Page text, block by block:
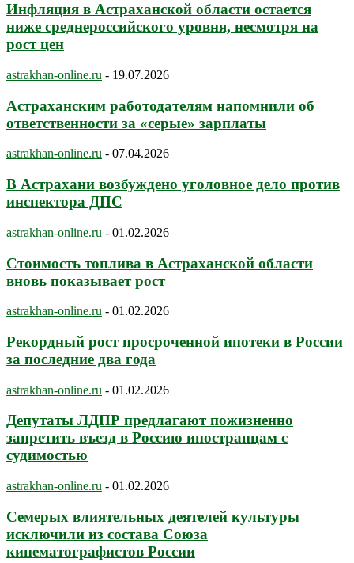
Инфляция в Астраханской области остается
ниже среднероссийского уровня, несмотря на
рост цен
astrakhan-online.ru - 19.07.2026
Астраханским работодателям напомнили об
ответственности за «серые» зарплаты
astrakhan-online.ru - 07.04.2026
В Астрахани возбуждено уголовное дело против
инспектора ДПС
astrakhan-online.ru - 01.02.2026
Стоимость топлива в Астраханской области
вновь показывает рост
astrakhan-online.ru - 01.02.2026
Рекордный рост просроченной ипотеки в России
за последние два года
astrakhan-online.ru - 01.02.2026
Депутаты ЛДПР предлагают пожизненно
запретить въезд в Россию иностранцам с
судимостью
astrakhan-online.ru - 01.02.2026
Семерых влиятельных деятелей культуры
исключили из состава Союза
кинематографистов России